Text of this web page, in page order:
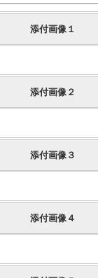
添付画像１
添付画像２
添付画像３
添付画像４